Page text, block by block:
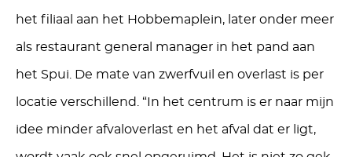
het filiaal aan het Hobbemaplein, later onder meer
als restaurant general manager in het pand aan
het Spui. De mate van zwerfvuil en overlast is per
locatie verschillend. “In het centrum is er naar mijn
idee minder afvaloverlast en het afval dat er ligt,